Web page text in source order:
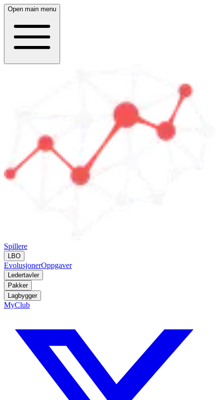
Open main menu
Spillere
LBO
EvolusjonerOppgaver
Ledertavler
Pakker
Lagbygger
MyClub